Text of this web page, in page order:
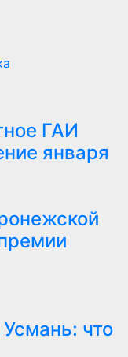
ГАИ
января
что